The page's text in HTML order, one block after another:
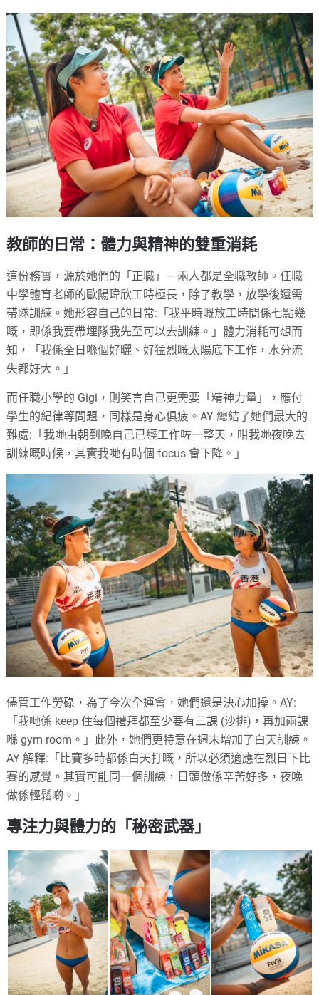
教師的日常：體力與精神的雙重消耗
這份務實，源於她們的「正職」— 兩人都是全職教師。任職
中學體育老師的歐陽瑋欣工時極長，除了教學，放學後還需
帶隊訓練。她形容自己的日常:「我平時嘅放工時間係七點幾
嘅，即係我要帶埋隊我先至可以去訓練。」體力消耗可想而
知，「我係全日喺個好曬、好猛烈嘅太陽底下工作，水分流
失都好大。」
而任職小學的 Gigi，則笑言自己更需要「精神力量」，應付
學生的紀律等問題，同樣是身心俱疲。AY 總結了她們最大的
難處:「我哋由朝到晚自己已經工作咗一整天，咁我哋夜晚去
訓練嘅時候，其實我哋有時個 focus 會下降。」
儘管工作勞碌，為了今次全運會，她們還是決心加操。AY:
「我哋係 keep 住每個禮拜都至少要有三課 (沙排)，再加兩課
喺 gym room。」此外，她們更特意在週末增加了白天訓練。
AY 解釋:「比賽多時都係白天打嘅，所以必須適應在烈日下比
賽的感覺。其實可能同一個訓練，日頭做係辛苦好多，夜晚
做係輕鬆啲。」
專注力與體力的「秘密武器」